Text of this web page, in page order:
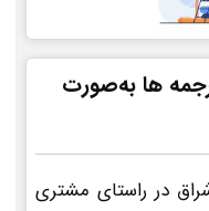
ها به‌صورت
در راستای مشتری